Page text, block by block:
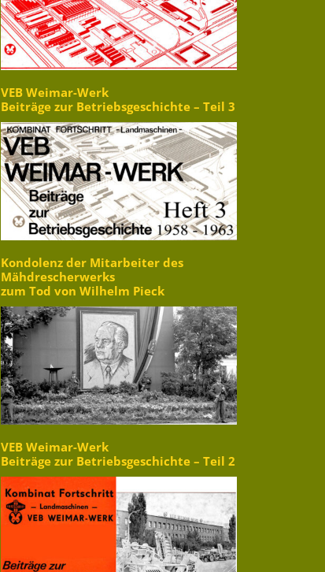
VEB Weimar-Werk
Beiträge zur Betriebsgeschichte – Teil 3
Kondolenz der Mitarbeiter des
Mähdrescherwerks
zum Tod von Wilhelm Pieck
VEB Weimar-Werk
Beiträge zur Betriebsgeschichte – Teil 2